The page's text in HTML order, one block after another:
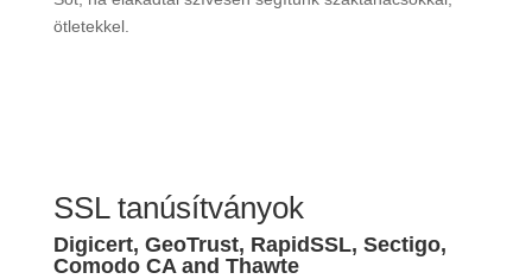
ötletekkel.
SSL tanúsítványok
Digicert, GeoTrust, RapidSSL, Sectigo,
Comodo CA and Thawte